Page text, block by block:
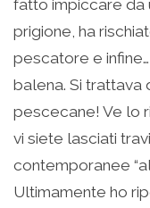
fatto impiccare da
prigione, ha
pescatore e
balena. Si trattava
pescecane! Ve lo
vi siete lasciati
contemporanee
Ultimamente ho